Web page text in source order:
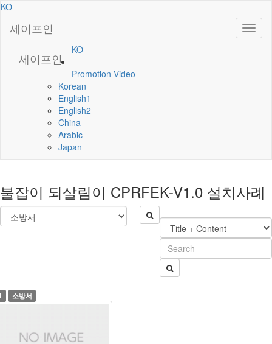
KO
세이프인
세이프인
KO
Promotion Video
Korean
English1
English2
China
Arabic
Japan
불잡이 되살림이 CPRFEK-V1.0 설치사례
소방서